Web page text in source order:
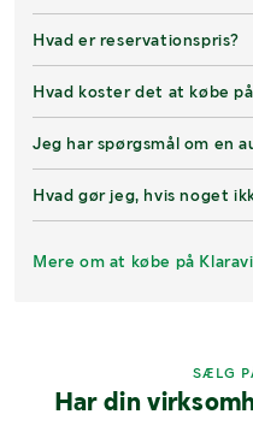
Hvad er reservationspris?
Hvad koster det at købe
Jeg har spørgsmål om en
Hvad gør jeg, hvis noget
Mere om at købe på
SÆLG
Har din